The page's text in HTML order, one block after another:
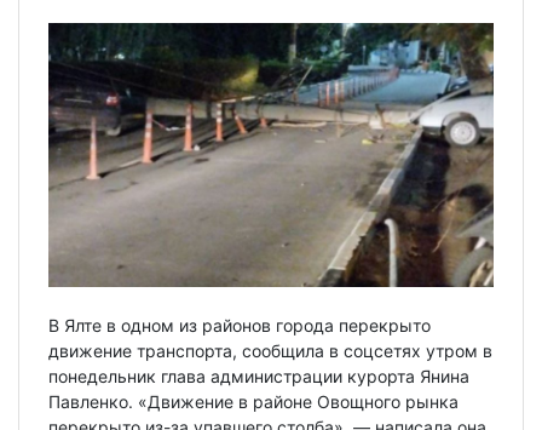
В Ялте в одном из районов города перекрыто
движение транспорта, сообщила в соцсетях утром в
понедельник глава администрации курорта Янина
Павленко. «Движение в районе Овощного рынка